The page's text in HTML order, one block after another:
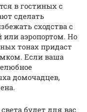
в гостиных с
сделать
сходства с
аэропортом. Но
тонах придаст
Если ваша
домочадцев,
будет для вас